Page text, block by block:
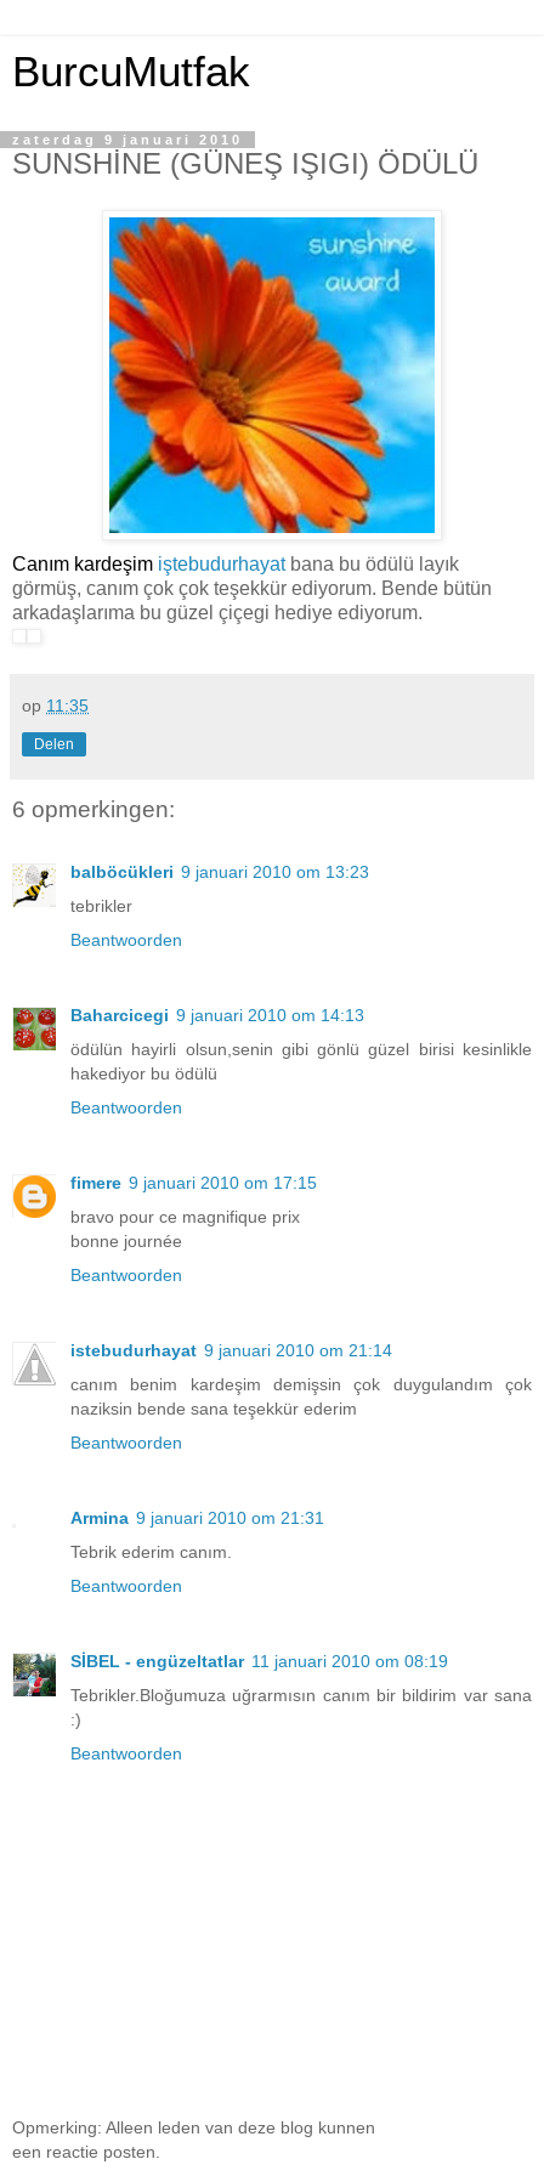
BurcuMutfak
zaterdag 9 januari 2010
SUNSHİNE (GÜNEŞ IŞIGI) ÖDÜLÜ
Canım kardeşim iştebudurhayatbana bu ödülü layık
görmüş, canım çok çok teşekkür ediyorum. Bende bütün
arkadaşlarıma bu güzel çiçegi hediye ediyorum.
op 11:35
Delen
6 opmerkingen:
balböcükleri 9 januari 2010 om 13:23
tebrikler
Beantwoorden
Baharcicegi 9 januari 2010 om 14:13
ödülün hayirli olsun,senin gibi gönlü güzel birisi kesinlikle
hakediyor bu ödülü
Beantwoorden
fimere 9 januari 2010 om 17:15
bravo pour ce magnifique prix
bonne journée
Beantwoorden
istebudurhayat 9 januari 2010 om 21:14
canım benim kardeşim demişsin çok duygulandım çok
naziksin bende sana teşekkür ederim
Beantwoorden
Armina 9 januari 2010 om 21:31
Tebrik ederim canım.
Beantwoorden
SİBEL - engüzeltatlar 11 januari 2010 om 08:19
Tebrikler.Bloğumuza uğrarmısın canım bir bildirim var sana
:)
Beantwoorden
Opmerking: Alleen leden van deze blog kunnen
een reactie posten.